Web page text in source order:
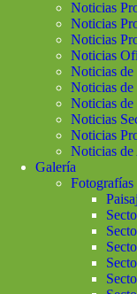
Noticias
Noticias
Noticias
Noticias
Noticias
Noticias
Noticias
Noticias
Noticias
Noticias
Galería
Fotografías